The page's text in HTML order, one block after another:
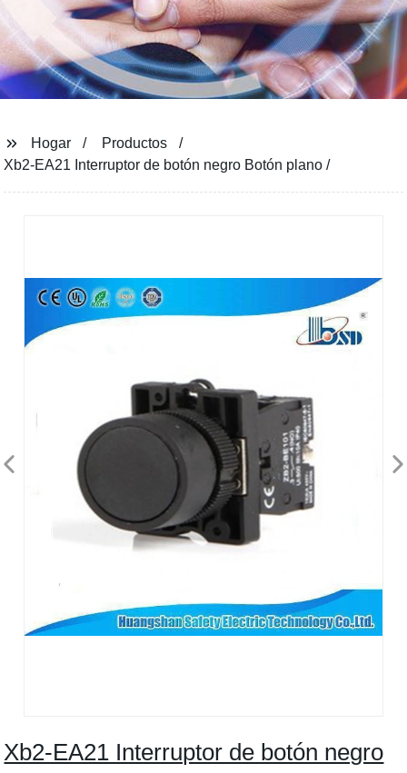
Hogar
Productos
Xb2-EA21 Interruptor de botón negro Botón plano /
Xb2-EA21 Interruptor de botón negro